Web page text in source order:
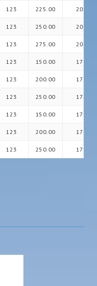
123 225.00 20
123 250.00 20
123 275.00 20
123 150.00 17
123 200.00 17
123 250.00 17
123 150.00 17
123 200.00 17
123 250.00 17